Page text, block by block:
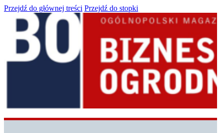
Przejdź do głównej treści Przejdź do stopki